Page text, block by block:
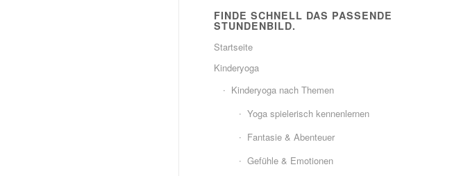
FINDE SCHNELL DAS PASSENDE
STUNDENBILD.
Startseite
Kinderyoga
Kinderyoga nach Themen
Yoga spielerisch kennenlernen
Fantasie & Abenteuer
Gefühle & Emotionen